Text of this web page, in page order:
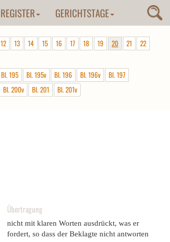
REGISTER GERICHTSTAGE
12 13 14 15 16 17 18 19 20 21
22
Bl. 195 Bl. 195v Bl. 196 Bl. 196v
Bl. 197
Bl. 200v Bl. 201 Bl. 201v
Übertragung
nicht mit klaren Worten ausdrückt, was er
fordert, so dass der Beklagte nicht antworten